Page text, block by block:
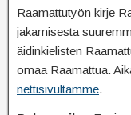
Raamattutyön kirje
jakamisesta
äidinkielisten
omaa Raamattua.
nettisivultamme.